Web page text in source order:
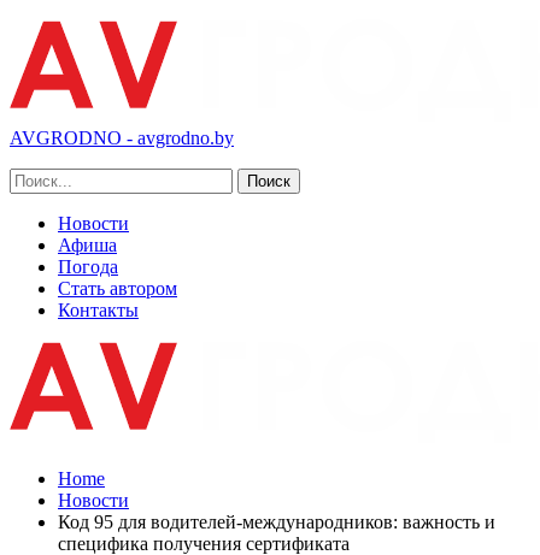
AVGRODNO - avgrodno.by
Новости
Афиша
Погода
Стать автором
Контакты
Home
Новости
Код 95 для водителей-международников: важность и
специфика получения сертификата